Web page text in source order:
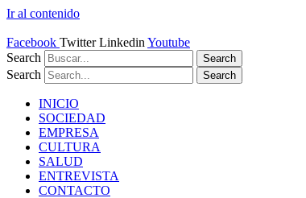
Ir al contenido
Facebook Twitter Linkedin Youtube
Search
Search
Search Search
INICIO
SOCIEDAD
EMPRESA
CULTURA
SALUD
ENTREVISTA
CONTACTO